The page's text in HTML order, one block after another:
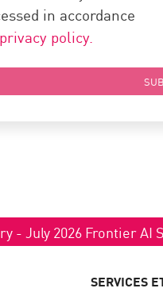
in accordance
privacy policy.
- July 2026 Frontier AI
SERVICES